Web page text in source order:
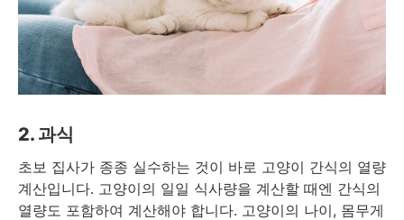
2. 과식
초보 집사가 종종 실수하는 것이 바로 고양이 간식의 열량
계산입니다. 고양이의 일일 식사량을 계산할 때엔 간식의
열량도 포함하여 계산해야 합니다. 고양이의 나이, 몸무게